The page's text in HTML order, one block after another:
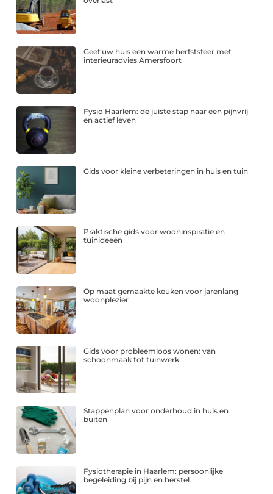
Geef uw huis een warme herfstsfeer met
interieuradvies Amersfoort
Fysio Haarlem: de juiste stap naar een pijnvrij
en actief leven
Gids voor kleine verbeteringen in huis en tuin
Praktische gids voor wooninspiratie en
tuinideeën
Op maat gemaakte keuken voor jarenlang
woonplezier
Gids voor probleemloos wonen: van
schoonmaak tot tuinwerk
Stappenplan voor onderhoud in huis en
buiten
Fysiotherapie in Haarlem: persoonlijke
begeleiding bij pijn en herstel